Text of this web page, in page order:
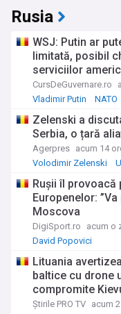
Rusia
WSJ: Putin ar
limitată, posibil
serviciilor
CursDeGuvernare.ro
Vladimir Putin
NATO
Zelenski a
Serbia, o țară
Agerpres acum 14
Volodimir Zelenski
Rușii îl provoacă
Europenelor:
Moscova
DigiSport.ro
acum o
David Popovici
Lituania
baltice cu drone
compromite
Știrile PRO TV acum